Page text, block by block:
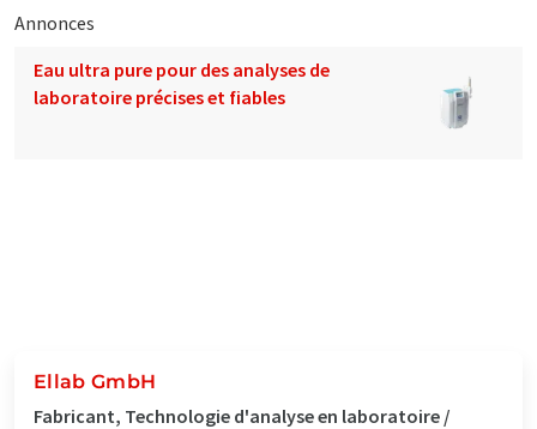
Annonces
Eau ultra pure pour des analyses de
laboratoire précises et fiables
Ellab GmbH
Fabricant, Technologie d'analyse en laboratoire /